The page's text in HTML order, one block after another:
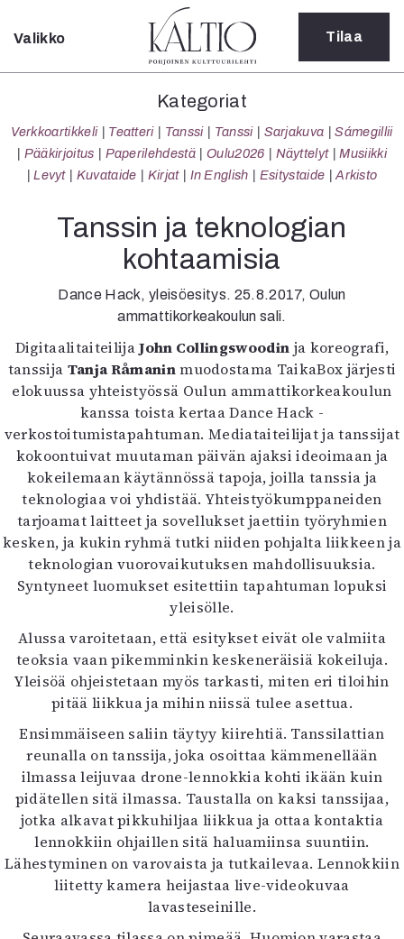
Sulje
Kategoriat
Verkkoartikkeli
Teatteri
Tanssi
Sarjakuva
Sámegillii
Pääkirjoitus
Oulu2026
Näyttelyt
Musiikki
Levyt
Kuvataide
Kirjat
In English
Esitystaide
Arkisto
Lehdet
4/2026
2–3/2026
1/2026
6/2025
5/2025 saame
5/2025
Lehtiarkisto
Info
Tilaus ja irtonumerot
Yhteistyössä
Toimitus
Mediatiedot
Kaltio ry
Valikko Tilaa
Kategoriat
Verkkoartikkeli Teatteri Tanssi Tanssi Sarjakuva
Sámegillii
Pääkirjoitus
Paperilehdestä Oulu2026 Näyttelyt
Musiikki
Levyt
Kuvataide Kirjat In English Esitystaide Arkisto
Tanssin ja teknologian
kohtaamisia
Dance Hack, yleisöesitys. 25.8.2017, Oulun
ammattikorkeakoulun sali.
DigitaalitaiteilijaJohn Collingswoodin ja koreografi,
tanssija Tanja Råmaninmuodostama TaikaBox järjesti
elokuussa yhteistyössä Oulun ammattikorkeakoulun
kanssa toista kertaa Dance Hack -
verkostoitumistapahtuman. Mediataiteilijat ja tanssijat
kokoontuivat muutaman päivän ajaksi ideoimaan ja
kokeilemaan käytännössä tapoja, joilla tanssia ja
teknologiaa voi yhdistää. Yhteistyökumppaneiden
tarjoamat laitteet ja sovellukset jaettiin työryhmien
kesken, ja kukin ryhmä tutki niiden pohjalta liikkeen ja
teknologian vuorovaikutuksen mahdollisuuksia.
Syntyneet luomukset esitettiin tapahtuman lopuksi
yleisölle.
Alussa varoitetaan, että esitykset eivät ole valmiita
teoksia vaan pikemminkin keskeneräisiä kokeiluja.
Yleisöä ohjeistetaan myös tarkasti, miten eri tiloihin
pitää liikkua ja mihin niissä tulee asettua.
Ensimmäiseen saliin täytyy kiirehtiä. Tanssilattian
reunalla on tanssija, joka osoittaa kämmenellään
ilmassa leijuvaa drone-lennokkia kohti ikään kuin
pidätellen sitä ilmassa. Taustalla on kaksi tanssijaa,
jotka alkavat pikkuhiljaa liikkua ja ottaa kontaktia
lennokkiin ohjaillen sitä haluamiinsa suuntiin.
Lähestyminen on varovaista ja tutkailevaa. Lennokkiin
liitetty kamera heijastaa live-videokuvaa
lavasteseinille.